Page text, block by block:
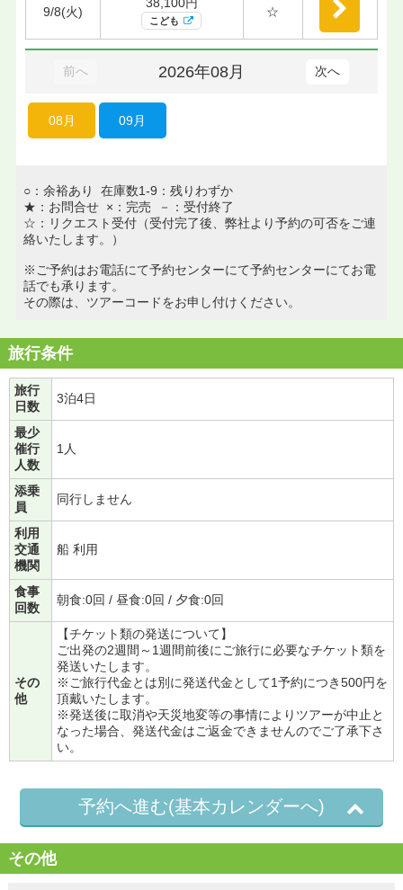
9/8(火)
こども
☆
前へ 2026年08月 次へ
08月 09月
○：余裕あり 在庫数1-9：残りわずか
★：お問合せ ×：完売 －：受付終了
☆：リクエスト受付（受付完了後、弊社より予約の可否をご連
絡いたします。）
※ご予約はお電話にて予約センターにて予約センターにてお電
話でも承ります。
その際は、ツアーコードをお申し付けください。
旅行条件
旅行
日数
3泊4日
最少
催行
人数
1人
添乗
員
同行しません
利用
交通
機関
船 利用
食事
回数
朝食:0回 / 昼食:0回 / 夕食:0回
その
他
【チケット類の発送について】
ご出発の2週間～1週間前後にご旅行に必要なチケット類を
発送いたします。
※ご旅行代金とは別に発送代金として1予約につき500円を
頂戴いたします。
※発送後に取消や天災地変等の事情によりツアーが中止と
なった場合、発送代金はご返金できませんのでご了承下さ
い。
予約へ進む(基本カレンダーへ)
その他